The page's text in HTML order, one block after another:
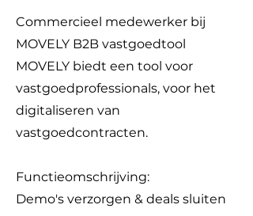
Commercieel medewerker bij
MOVELY B2B vastgoedtool
MOVELY biedt een tool voor
vastgoedprofessionals, voor het
digitaliseren van
vastgoedcontracten.
Functieomschrijving:
Demo's verzorgen & deals sluiten